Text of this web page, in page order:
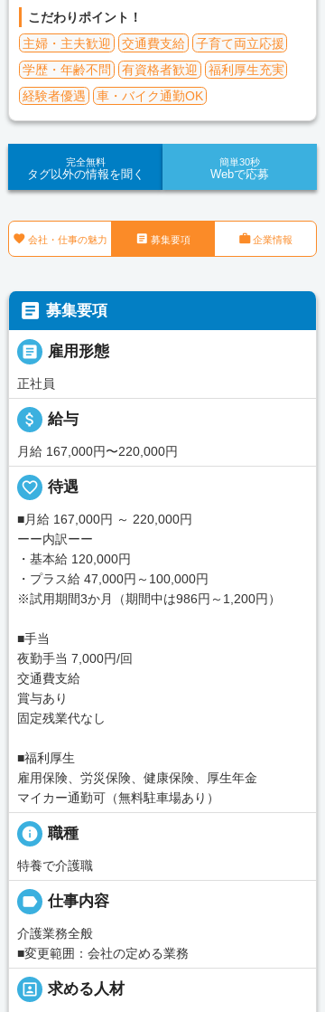
こだわりポイント！
主婦・主夫歓迎
交通費支給
子育て両立応援
学歴・年齢不問
有資格者歓迎
福利厚生充実
経験者優遇
車・バイク通勤OK
完全無料
タグ以外の情報を聞く
簡単30秒
Webで応募
 会社・仕事の魅力  募集要項 企業情報
 募集要項
 雇用形態
正社員
attach_money 給与
月給 167,000円〜220,000円
favorite_border 待遇
■月給 167,000円 ～ 220,000円
ーー内訳ーー
・基本給 120,000円
・プラス給 47,000円～100,000円
※試用期間3か月（期間中は986円～1,200円）
■手当
夜勤手当 7,000円/回
交通費支給
賞与あり
固定残業代なし
■福利厚生
雇用保険、労災保険、健康保険、厚生年金
マイカー通勤可（無料駐車場あり）
info 職種
特養で介護職
label 仕事内容
介護業務全般
■変更範囲：会社の定める業務
portrait 求める人材